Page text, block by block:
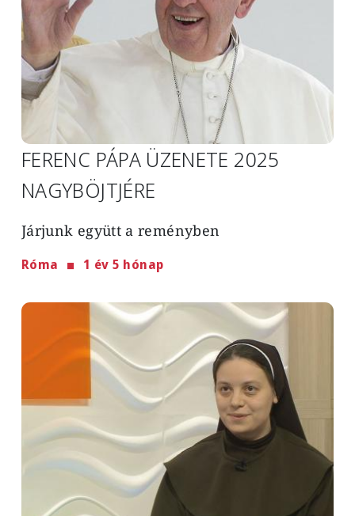
FERENC PÁPA ÜZENETE 2025
NAGYBÖJTJÉRE
Járjunk együtt a reményben
Róma 1 év 5 hónap
Image